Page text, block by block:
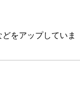
をアップしていま